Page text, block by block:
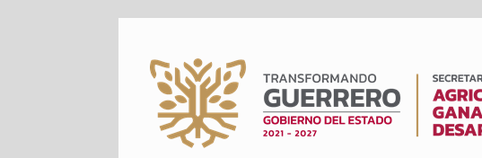
content